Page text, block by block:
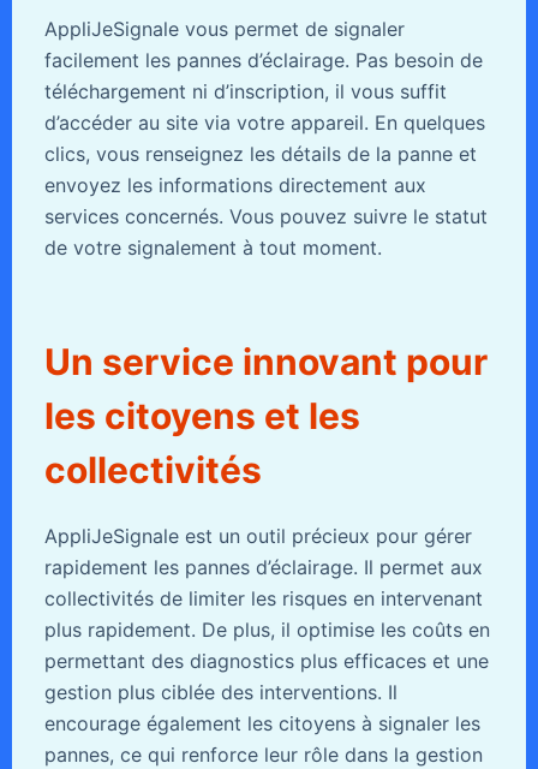
AppliJeSignale vous permet de signaler
facilement les pannes d’éclairage. Pas besoin de
téléchargement ni d’inscription, il vous suffit
d’accéder au site via votre appareil. En quelques
clics, vous renseignez les détails de la panne et
envoyez les informations directement aux
services concernés. Vous pouvez suivre le statut
de votre signalement à tout moment.
Un service innovant pour
les citoyens et les
collectivités
AppliJeSignale est un outil précieux pour gérer
rapidement les pannes d’éclairage. Il permet aux
collectivités de limiter les risques en intervenant
plus rapidement. De plus, il optimise les coûts en
permettant des diagnostics plus efficaces et une
gestion plus ciblée des interventions. Il
encourage également les citoyens à signaler les
pannes, ce qui renforce leur rôle dans la gestion